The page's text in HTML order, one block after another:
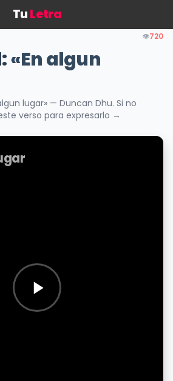
TuLetra
👁️720
«En algun
lugar» — Duncan Dhu. Si no
verso para expresarlo →